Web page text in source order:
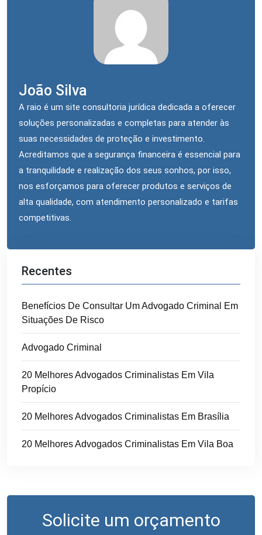
João Silva
A raio é um site consultoria jurídica dedicada a oferecer
soluções personalizadas e completas para atender às
suas necessidades de proteção e investimento.
Acreditamos que a segurança financeira é essencial para
a tranquilidade e realização dos seus sonhos, por isso,
nos esforçamos para oferecer produtos e serviços de
alta qualidade, com atendimento personalizado e tarifas
competitivas.
Recentes
Benefícios De Consultar Um Advogado Criminal Em
Situações De Risco
Advogado Criminal
20 Melhores Advogados Criminalistas Em Vila
Propício
20 Melhores Advogados Criminalistas Em Brasília
20 Melhores Advogados Criminalistas Em Vila Boa
Solicite um orçamento